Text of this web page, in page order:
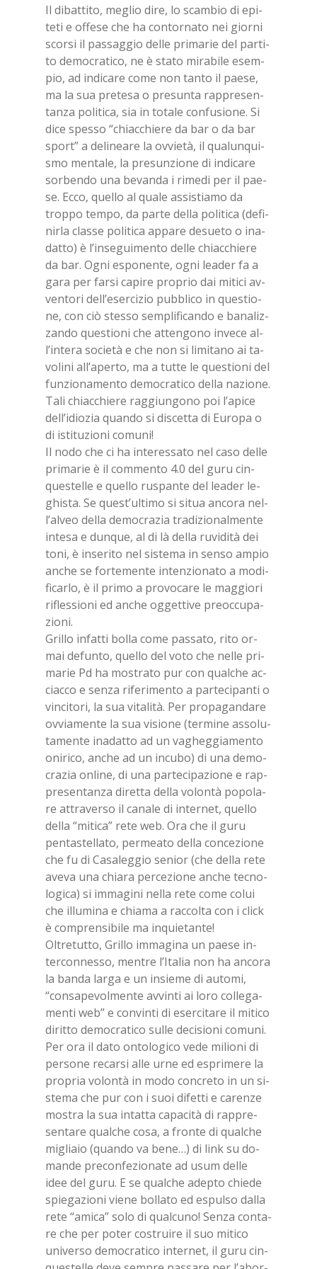
Il di­bat­ti­to, me­glio dire, lo scam­bio di epi­
te­ti e of­fe­se che ha con­tor­na­to nei gior­ni
scor­si il pas­sag­gio del­le pri­ma­rie del par­ti­
to de­mo­cra­ti­co, ne è sta­to mi­ra­bi­le esem­
pio, ad in­di­ca­re come non tan­to il pae­se,
ma la sua pre­te­sa o pre­sun­ta rap­pre­sen­
tan­za po­li­ti­ca, sia in to­ta­le con­fu­sio­ne. Si
dice spes­so “chiac­chie­re da bar o da bar
sport” a de­li­nea­re la ov­vie­tà, il qua­lun­qui­
smo men­ta­le, la pre­sun­zio­ne di in­di­ca­re
sor­ben­do una be­van­da i ri­me­di per il pae­
se. Ecco, quel­lo al qua­le as­si­stia­mo da
trop­po tem­po, da par­te del­la po­li­ti­ca (de­fi­
nir­la clas­se po­li­ti­ca ap­pa­re de­sue­to o ina­
dat­to) è l’in­se­gui­men­to del­le chiac­chie­re
da bar. Ogni espo­nen­te, ogni lea­der fa a
gara per far­si ca­pi­re pro­prio dai mi­ti­ci av­
ven­to­ri del­l’e­ser­ci­zio pub­bli­co in que­stio­
ne, con ciò stes­so sem­pli­fi­can­do e ba­na­liz­
zan­do que­stio­ni che at­ten­go­no in­ve­ce al­
l’in­te­ra so­cie­tà e che non si li­mi­ta­no ai ta­
vo­li­ni al­l’a­per­to, ma a tut­te le que­stio­ni del
fun­zio­na­men­to de­mo­cra­ti­co del­la na­zio­ne.
Tali chiac­chie­re rag­giun­go­no poi l’a­pi­ce
del­l’i­dio­zia quan­do si di­scet­ta di Eu­ro­pa o
di isti­tu­zio­ni co­mu­ni!
Il nodo che ci ha in­te­res­sa­to nel caso del­le
pri­ma­rie è il com­men­to 4.0 del guru cin­
que­stel­le e quel­lo ru­span­te del lea­der le­
ghi­sta. Se que­st’ul­ti­mo si si­tua an­co­ra nel­
l’al­veo del­la de­mo­cra­zia tra­di­zio­nal­men­te
in­te­sa e dun­que, al di là del­la ru­vi­di­tà dei
toni, è in­se­ri­to nel si­ste­ma in sen­so am­pio
an­che se for­te­men­te in­ten­zio­na­to a mo­di­
fi­car­lo, è il pri­mo a pro­vo­ca­re le mag­gio­ri
ri­fles­sio­ni ed an­che og­get­ti­ve pre­oc­cu­pa­
zio­ni.
Gril­lo in­fat­ti bol­la come pas­sa­to, rito or­
mai de­fun­to, quel­lo del voto che nel­le pri­
ma­rie Pd ha mo­stra­to pur con qual­che ac­
ciac­co e sen­za ri­fe­ri­men­to a par­te­ci­pan­ti o
vin­ci­to­ri, la sua vi­ta­li­tà. Per pro­pa­gan­da­re
ov­via­men­te la sua vi­sio­ne (ter­mi­ne as­so­lu­
ta­men­te ina­dat­to ad un va­gheg­gia­men­to
oni­ri­co, an­che ad un in­cu­bo) di una de­mo­
cra­zia on­li­ne, di una par­te­ci­pa­zio­ne e rap­
pre­sen­tan­za di­ret­ta del­la vo­lon­tà po­po­la­
re at­tra­ver­so il ca­na­le di in­ter­net, quel­lo
del­la “mi­ti­ca” rete web. Ora che il guru
pen­ta­stel­la­to, per­mea­to del­la con­ce­zio­ne
che fu di Ca­sa­leg­gio se­nior (che del­la rete
ave­va una chia­ra per­ce­zio­ne an­che tec­no­
lo­gi­ca) si im­ma­gi­ni nel­la rete come co­lui
che il­lu­mi­na e chia­ma a rac­col­ta con i click
è com­pren­si­bi­le ma in­quie­tan­te!
Ol­tre­tut­to, Gril­lo im­ma­gi­na un pae­se in­
ter­con­nes­so, men­tre l’I­ta­lia non ha an­co­ra
la ban­da lar­ga e un in­sie­me di au­to­mi,
“con­sa­pe­vol­men­te av­vin­ti ai loro col­le­ga­
men­ti web” e con­vin­ti di eser­ci­ta­re il mi­ti­co
di­rit­to de­mo­cra­ti­co sul­le de­ci­sio­ni co­mu­ni.
Per ora il dato on­to­lo­gi­co vede mi­lio­ni di
per­so­ne re­car­si alle urne ed espri­me­re la
pro­pria vo­lon­tà in modo con­cre­to in un si­
ste­ma che pur con i suoi di­fet­ti e ca­ren­ze
mo­stra la sua in­tat­ta ca­pa­ci­tà di rap­pre­
sen­ta­re qual­che cosa, a fron­te di qual­che
mi­glia­io (quan­do va bene…) di link su do­
man­de pre­con­fe­zio­na­te ad usum del­le
idee del guru. E se qual­che adep­to chie­de
spie­ga­zio­ni vie­ne bol­la­to ed espul­so dal­la
rete “ami­ca” solo di qual­cu­no! Sen­za con­ta­
re che per po­ter co­strui­re il suo mi­ti­co
uni­ver­so de­mo­cra­ti­co in­ter­net, il guru cin­